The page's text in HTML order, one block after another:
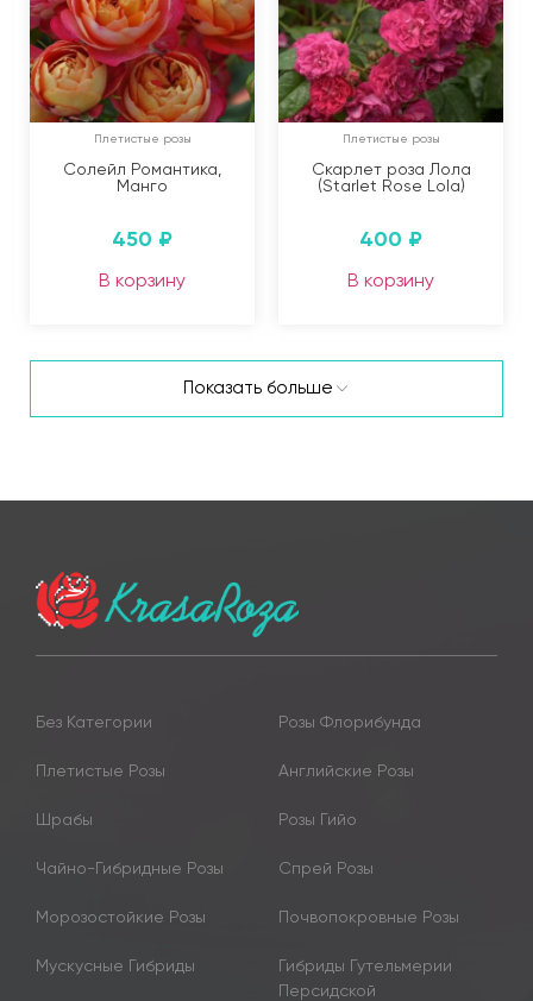
Плетистые розы
Солейл Романтика,
Манго
450 ₽
В корзину
Плетистые розы
Скарлет роза Лола
(Starlet Rose Lola)
400 ₽
В корзину
Показать больше
Без Категории Розы Флорибунда
Плетистые Розы Английские Розы
Шрабы Розы Гийо
Чайно-Гибридные Розы Спрей Розы
Морозостойкие Розы Почвопокровные Розы
Мускусные Гибриды
Гибриды Гутельмерии
Персидской